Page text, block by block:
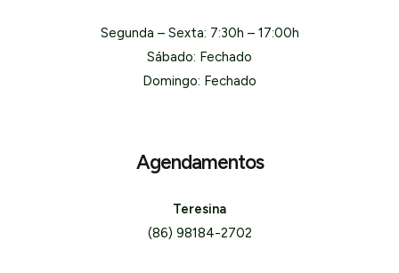
Segunda – Sexta: 7:30h – 17:00h
Sábado: Fechado
Domingo: Fechado
Agendamentos
Teresina
(86) 98184-2702